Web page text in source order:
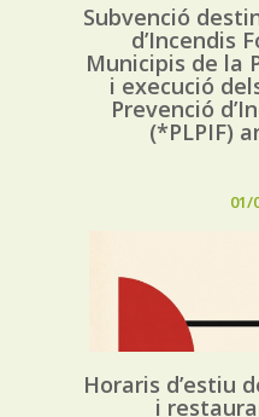
Subvenció
d’Incendis
Municipis de la
i execució
Prevenció
(*PLPIF)
01/
Horaris d’estiu
i